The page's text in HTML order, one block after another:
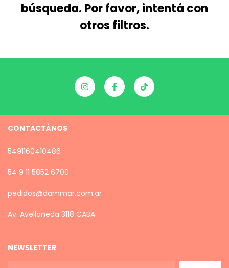
búsqueda. Por favor, intentá con
otros filtros.
CONTACTÁNOS
5491160410486
54 9 11 5852 6700
pedidos@dammar.com.ar
Av. Avellaneda 3118 CABA
NEWSLETTER